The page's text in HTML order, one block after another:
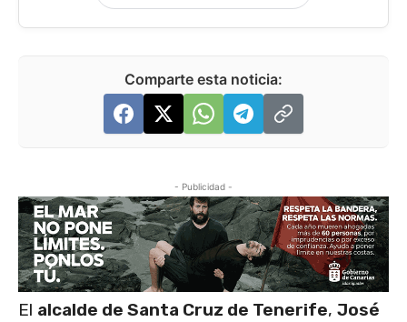
Comparte esta noticia:
- Publicidad -
El alcalde de Santa Cruz de Tenerife, José